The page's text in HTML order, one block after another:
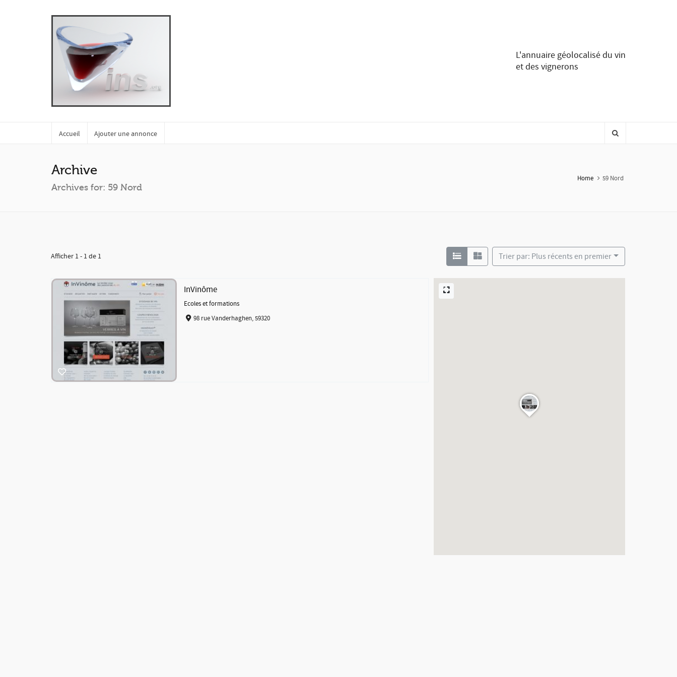
L'annuaire géolocalisé du vin
et des vignerons
Accueil Ajouter une annonce
Archive
Archives for: 59 Nord
Home 59 Nord
Afficher 1 - 1 de 1 Trier par: Plus récents en premier
InVinôme
Ecoles et formations
98 rue Vanderhaghen, 59320